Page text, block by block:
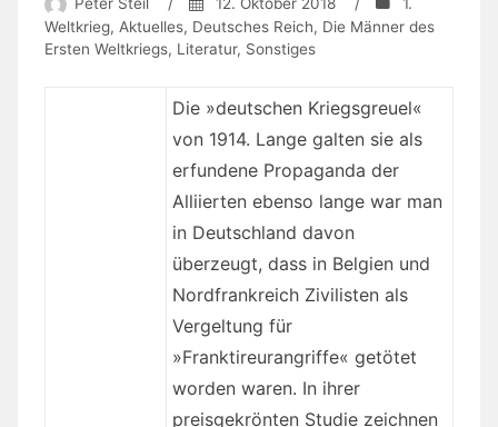
Weltkrieg, Aktuelles, Deutsches Reich, Die Männer des
Ersten Weltkriegs, Literatur, Sonstiges
Die »deutschen Kriegsgreuel«
von 1914. Lange galten sie als
erfundene Propaganda der
Alliierten ebenso lange war man
in Deutschland davon
überzeugt, dass in Belgien und
Nordfrankreich Zivilisten als
Vergeltung für
»Franktireurangriffe« getötet
worden waren. In ihrer
preisgekrönten Studie zeichnen